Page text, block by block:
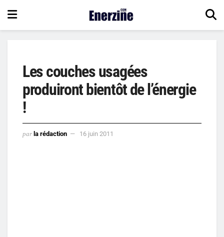
Les couches usagées
produiront bientôt de l’énergie
!
par la rédaction 16 juin 2011